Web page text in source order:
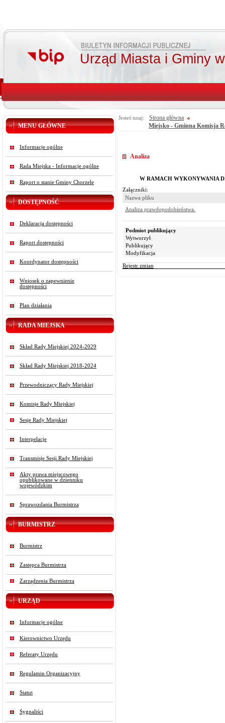
Urząd Miasta i Gminy
MENU GŁÓWNE
Informacje ogólne
Rada Miejska - Informacje ogólne
Raport o stanie Gminy Chorzele
DOSTĘPNOŚĆ
Deklaracja dostępności
Raport dostępności
Koordynator dostępności
Wniosek o zapewnienie
dostępności
Plan działania
RADA MIEJSKA
Skład Rady Miejskiej 2024-2029
Skład Rady Miejskiej 2018-2024
Przewodniczący Rady Miejskiej
Komisje Rady Miejskiej
Sesje Rady Miejskiej
Interpelacje
Transmisje Sesji Rady Miejskiej
Akty prawa miejscowego
opublikowane w dzienniku
wojewódzkim
Sprawozdania Burmistrza
BURMISTRZ
Burmistrz
Zastępca Burmistrza
Zarządzenia Burmistrza
URZĄD
Informacje ogólne
Kierownictwo Urzędu
Referaty Urzędu
Regulamin Organizacyjny
Statut
Sygnaliści
Jesteś tutaj:
Strona główna
Miejsko - Gminna Komisja
Analiza
W RAMACH WYKONYWANIA
Załączniki:
Nazwa pliku
Analiza prawdopodobieństwa.
Podmiot publikujący
Wytworzył
Publikujący
Modyfikacja
Rejestr zmian